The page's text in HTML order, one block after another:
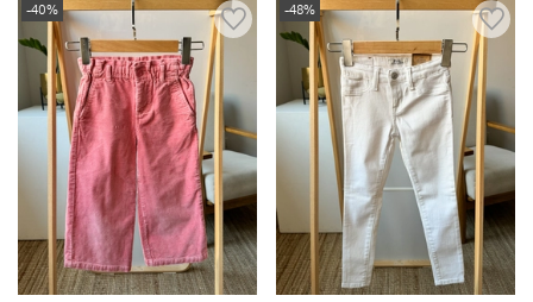
-40% -48%